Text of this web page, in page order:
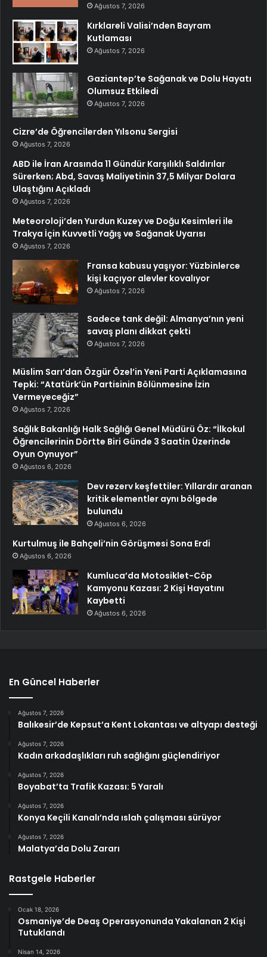
Ağustos 7, 2026
Kırklareli Valisi’nden Bayram
Kutlaması
Ağustos 7, 2026
Gaziantep’te Sağanak ve Dolu Hayatı
Olumsuz Etkiledi
Ağustos 7, 2026
Cizre’de Öğrencilerden Yılsonu Sergisi
Ağustos 7, 2026
ABD ile İran Arasında 11 Gündür Karşılıklı Saldırılar
Sürerken; Abd, Savaş Maliyetinin 37,5 Milyar Dolara
Ulaştığını Açıkladı
Ağustos 7, 2026
Meteoroloji’den Yurdun Kuzey ve Doğu Kesimleri ile
Trakya İçin Kuvvetli Yağış ve Sağanak Uyarısı
Ağustos 7, 2026
Fransa kabusu yaşıyor: Yüzbinlerce
kişi kaçıyor alevler kovalıyor
Ağustos 7, 2026
Sadece tank değil: Almanya’nın yeni
savaş planı dikkat çekti
Ağustos 7, 2026
Müslim Sarı’dan Özgür Özel’in Yeni Parti Açıklamasına
Tepki: “Atatürk’ün Partisinin Bölünmesine İzin
Vermeyeceğiz”
Ağustos 7, 2026
Sağlık Bakanlığı Halk Sağlığı Genel Müdürü Öz: “İlkokul
Öğrencilerinin Dörtte Biri Günde 3 Saatin Üzerinde
Oyun Oynuyor”
Ağustos 6, 2026
Dev rezerv keşfettiler: Yıllardır aranan
kritik elementler aynı bölgede
bulundu
Ağustos 6, 2026
Kurtulmuş ile Bahçeli’nin Görüşmesi Sona Erdi
Ağustos 6, 2026
Kumluca’da Motosiklet-Cöp
Kamyonu Kazası: 2 Kişi Hayatını
Kaybetti
Ağustos 6, 2026
En Güncel Haberler
Ağustos 7, 2026
Balıkesir’de Kepsut’a Kent Lokantası ve altyapı desteği
Ağustos 7, 2026
Kadın arkadaşlıkları ruh sağlığını güçlendiriyor
Ağustos 7, 2026
Boyabat’ta Trafik Kazası: 5 Yaralı
Ağustos 7, 2026
Konya Keçili Kanalı’nda ıslah çalışması sürüyor
Ağustos 7, 2026
Malatya’da Dolu Zararı
Rastgele Haberler
Ocak 18, 2026
Osmaniye’de Deaş Operasyonunda Yakalanan 2 Kişi
Tutuklandı
Nisan 14, 2026